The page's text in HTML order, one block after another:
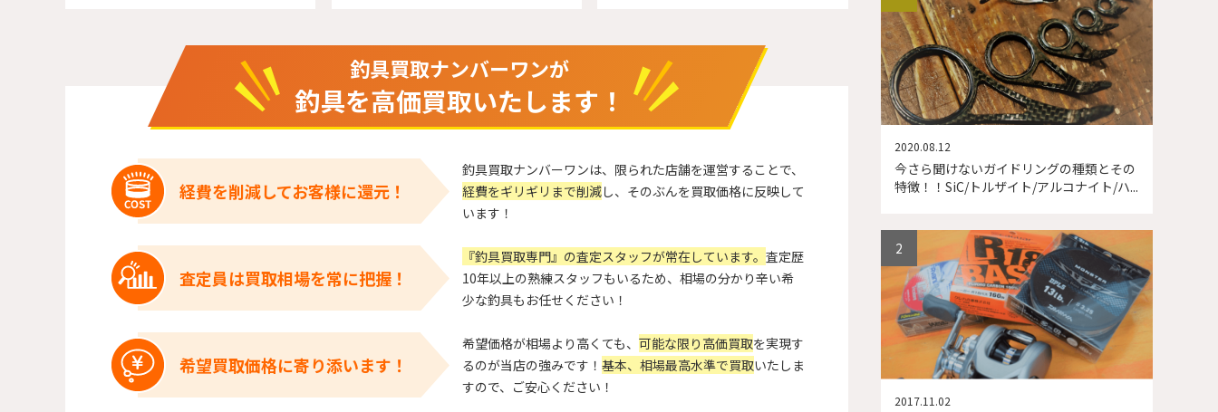
釣具買取ナンバーワンが
釣具を高価買取いたします！
経費を削減してお客様に還元！
釣具買取ナンバーワンは、限られた店舗を運営することで、
経費をギリギリまで削減し、そのぶんを買取価格に反映して
います！
査定員は買取相場を常に把握！
『釣具買取専門』の査定スタッフが常在しています。 査定歴
10年以上の熟練スタッフもいるため、相場の分かり辛い希
少な釣具もお任せください！
希望買取価格に寄り添います！
希望価格が相場より高くても、 可能な限り高価買取を実現す
るのが当店の強みです！ 基本、相場最高水準で買取いたしま
すので、ご安心ください！
今さら聞けないガイドリングの種類とその
特徴！！SiC/トルザイト/アルコナイト/ハ...
2020.08.12
2017.11.02